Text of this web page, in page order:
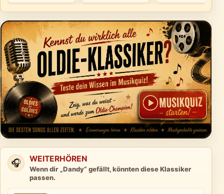
🎧 WEITERHÖREN
Wenn dir „Dandy“ gefällt, könnten diese Klassiker
passen.